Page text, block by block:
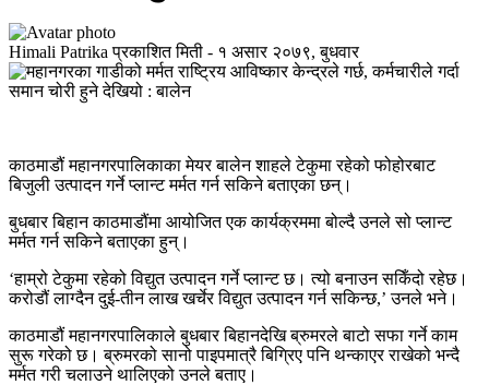
Himali Patrika प्रकाशित मिती - १ असार २०७९, बुधवार
काठमाडौं महानगरपालिकाका मेयर बालेन शाहले टेकुमा रहेको फोहोरबाट
बिजुली उत्पादन गर्ने प्लान्ट मर्मत गर्न सकिने बताएका छन्।
बुधबार बिहान काठमाडौंमा आयोजित एक कार्यक्रममा बोल्दै उनले सो प्लान्ट
मर्मत गर्न सकिने बताएका हुन्।
‘हाम्रो टेकुमा रहेको विद्युत उत्पादन गर्ने प्लान्ट छ। त्यो बनाउन सकिँदो रहेछ।
करोडौं लाग्दैन दुई-तीन लाख खर्चेर विद्युत उत्पादन गर्न सकिन्छ,’ उनले भने।
काठमाडौं महानगरपालिकाले बुधबार बिहानदेखि ब्रुमरले बाटो सफा गर्ने काम
सुरू गरेको छ। ब्रुमरको सानो पाइपमात्रै बिग्रिए पनि थन्काएर राखेको भन्दै
मर्मत गरी चलाउने थालिएको उनले बताए।